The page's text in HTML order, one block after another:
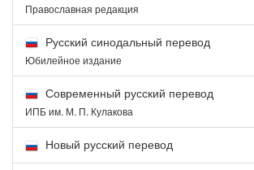
Православная редакция
Русский синодальный перевод
Юбилейное издание
Современный русский перевод
ИПБ им. М. П. Кулакова
Новый русский перевод